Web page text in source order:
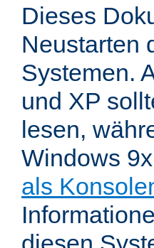
Dieses
Neustarten
Systemen.
und XP
lesen,
Windows
als